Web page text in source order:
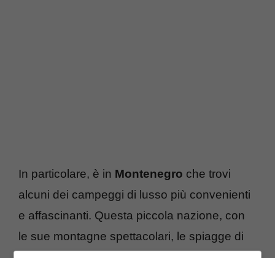
In particolare, è in Montenegro che trovi
alcuni dei campeggi di lusso più convenienti
e affascinanti. Questa piccola nazione, con
le sue montagne spettacolari, le spiagge di